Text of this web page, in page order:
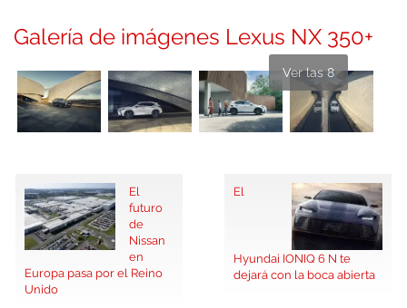
Galería de imágenes Lexus NX 350+
Ver las 8
El
futuro
de
Nissan
en
Europa pasa por el Reino
Unido
El
Hyundai IONIQ 6 N te
dejará con la boca abierta